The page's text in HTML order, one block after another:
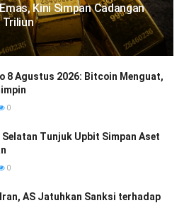
Kini Simpan Cadangan
Triliun
8 Agustus 2026: Bitcoin Menguat,
0
Selatan Tunjuk Upbit Simpan Aset
0
Iran, AS Jatuhkan Sanksi terhadap